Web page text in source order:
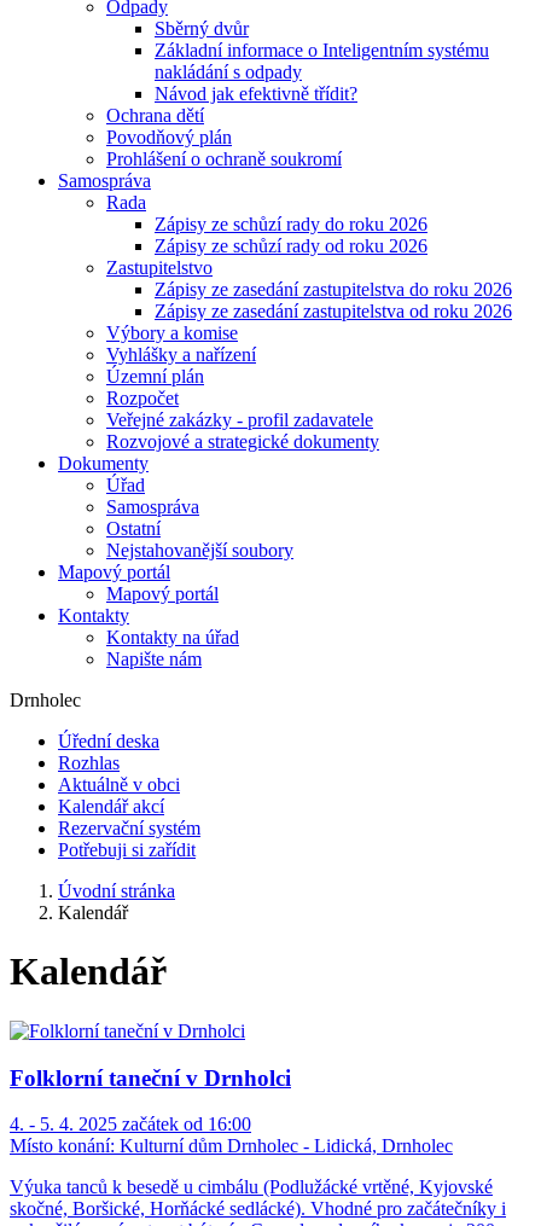
Odpady
Sběrný dvůr
Základní informace o Inteligentním systému
nakládání s odpady
Návod jak efektivně třídit?
Ochrana dětí
Povodňový plán
Prohlášení o ochraně soukromí
Samospráva
Rada
Zápisy ze schůzí rady do roku 2026
Zápisy ze schůzí rady od roku 2026
Zastupitelstvo
Zápisy ze zasedání zastupitelstva do roku 2026
Zápisy ze zasedání zastupitelstva od roku 2026
Výbory a komise
Vyhlášky a nařízení
Územní plán
Rozpočet
Veřejné zakázky - profil zadavatele
Rozvojové a strategické dokumenty
Dokumenty
Úřad
Samospráva
Ostatní
Nejstahovanější soubory
Mapový portál
Mapový portál
Kontakty
Kontakty na úřad
Napište nám
Drnholec
Úřední deska
Rozhlas
Aktuálně v obci
Kalendář akcí
Rezervační systém
Potřebuji si zařídit
Úvodní stránka
Kalendář
Kalendář
Folklorní taneční v Drnholci
4. - 5. 4. 2025 začátek od 16:00
Místo konání: Kulturní dům Drnholec - Lidická, Drnholec
Výuka tanců k besedě u cimbálu (Podlužácké vrtěné, Kyjovské
skočné, Boršické, Horňácké sedlácké). Vhodné pro začátečníky i